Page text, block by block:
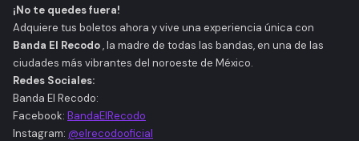
¡No te quedes fuera!
Adquiere tus boletos ahora y vive una experiencia única con
Banda El Recodo, la madre de todas las bandas, en una de las
ciudades más vibrantes del noroeste de México.
Redes Sociales:
Banda El Recodo:
Facebook: BandaElRecodo
Instagram: @elrecodooficial